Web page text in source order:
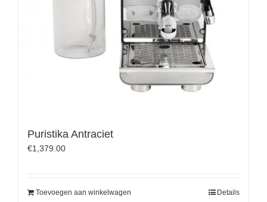
Puristika Antraciet
€1,379.00
Toevoegen aan winkelwagen Details